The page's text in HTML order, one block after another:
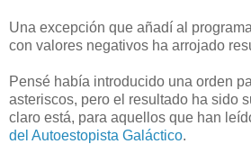
Una excepción que añadí al
con valores negativos ha arrojado
Pensé había introducido una orden
asteriscos, pero el resultado ha sido
claro está, para aquellos que han
del Autoestopista Galáctico.